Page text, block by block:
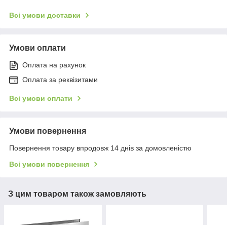
Всі умови доставки
Умови оплати
Оплата на рахунок
Оплата за реквізитами
Всі умови оплати
Умови повернення
Повернення товару впродовж 14 днів за домовленістю
Всі умови повернення
З цим товаром також замовляють